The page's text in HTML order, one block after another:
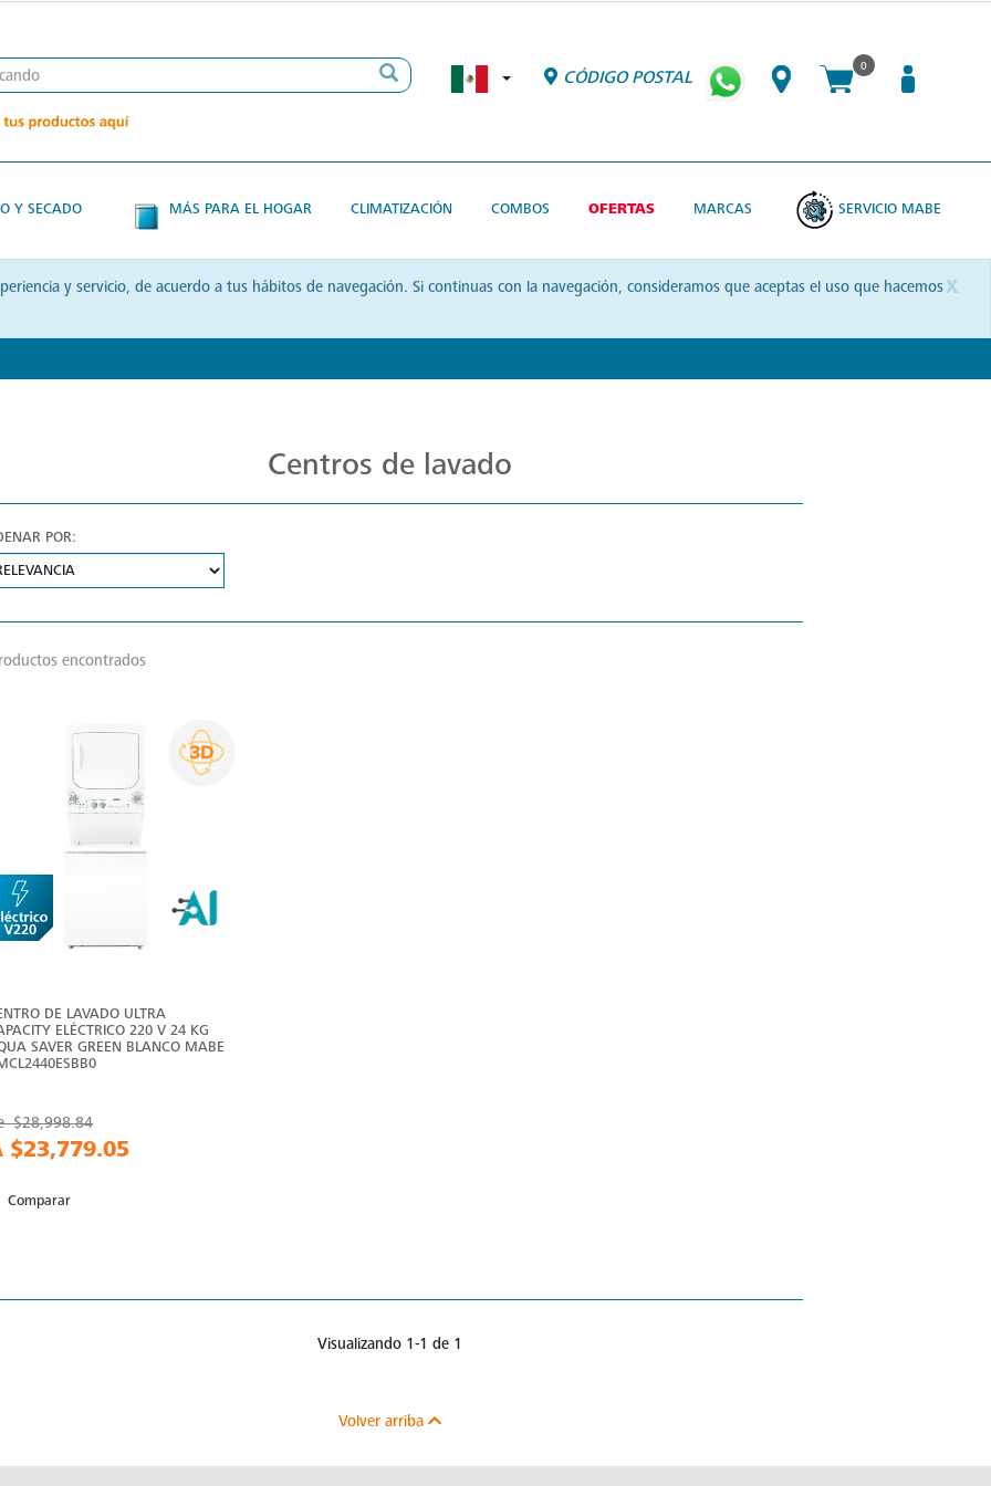
CÓDIGO POSTAL
0
Y SECADO MÁS PARA EL HOGAR CLIMATIZACIÓN COMBOS OFERTAS MARCAS SERVICIO MABE
x
y servicio, de acuerdo a tus hábitos de navegación. Si continuas con la navegación, consideramos que aceptas el uso que hacemos
Centros de lavado
POR:
encontrados
DE LAVADO ULTRA
ELÉCTRICO 220 V 24 KG
SAVER GREEN BLANCO MABE
$28,998.84
$23,779.05
Comparar
Visualizando 1-1 de 1
Volver arriba